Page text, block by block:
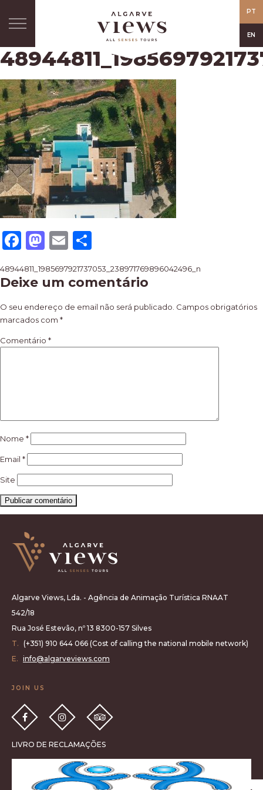
PT
EN
Facebook
Mastodon
Email
Navegação
de
artigos
48944811_1985697921737053_238971769896042496_n
Deixe um comentário
O seu endereço de email não será publicado. Campos obrigatórios
marcados com *
Comentário *
Nome *
Email *
Site
Algarve Views, Lda. - Agência de Animação Turística RNAAT
542/18
Rua José Estevão, nº 13 8300-157 Silves
T. (+351) 910 644 066 (Cost of calling the national mobile network)
E. info@algarveviews.com
JOIN US
LIVRO DE RECLAMAÇÕES